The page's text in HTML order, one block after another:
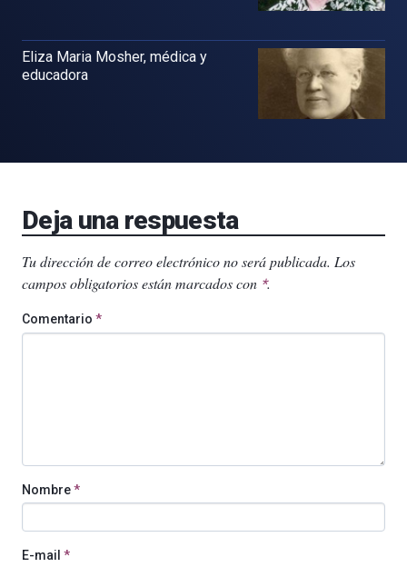
Eliza Maria Mosher, médica y
educadora
Deja una respuesta
Tu dirección de correo electrónico no será publicada. Los
campos obligatorios están marcados con *.
Comentario *
Nombre*
E-mail *